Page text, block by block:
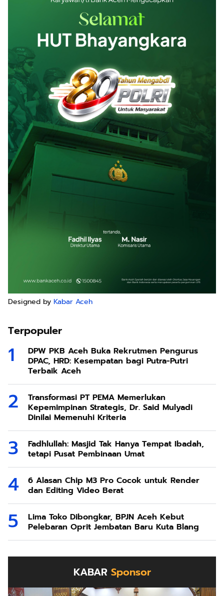
Designed by Kabar Aceh
Terpopuler
DPW PKB Aceh Buka Rekrutmen Pengurus
DPAC, HRD: Kesempatan bagi Putra-Putri
Terbaik Aceh
Transformasi PT PEMA Memerlukan
Kepemimpinan Strategis, Dr. Said Mulyadi
Dinilai Memenuhi Kriteria
Fadhlullah: Masjid Tak Hanya Tempat Ibadah,
tetapi Pusat Pembinaan Umat
6 Alasan Chip M3 Pro Cocok untuk Render
dan Editing Video Berat
Lima Toko Dibongkar, BPJN Aceh Kebut
Pelebaran Oprit Jembatan Baru Kuta Blang
KABAR Sponsor